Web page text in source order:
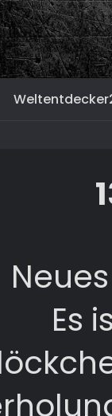
Es